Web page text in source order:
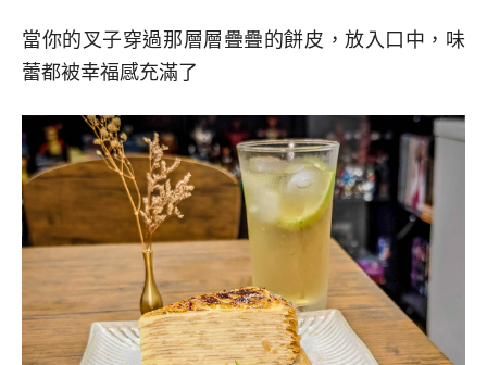
當你的叉子穿過那層層疊疊的餅皮，放入口中，味
蕾都被幸福感充滿了